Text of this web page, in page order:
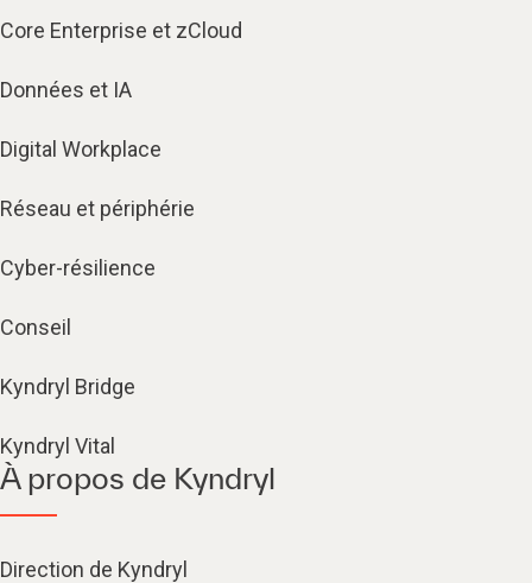
Core Enterprise et zCloud
Données et IA
Digital Workplace
Réseau et périphérie
Cyber-résilience
Conseil
Kyndryl Bridge
Kyndryl Vital
À propos de Kyndryl
Direction de Kyndryl